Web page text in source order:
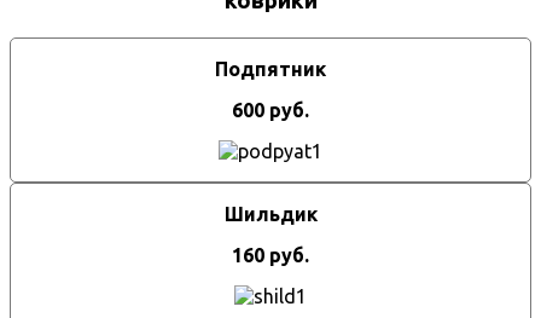
Подпятник
600 руб.
Шильдик
160 руб.